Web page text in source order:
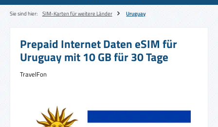
Sie sind hier: SIM-Karten für weitere Länder Uruguay
Prepaid Internet Daten eSIM für
Uruguay mit 10 GB für 30 Tage
TravelFon